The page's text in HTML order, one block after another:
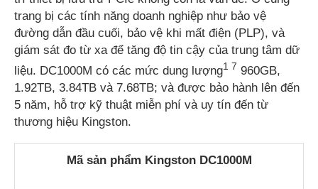
trang bị các tính năng doanh nghiệp như bảo vệ
đường dẫn đầu cuối, bảo vệ khi mất điện (PLP), và
giám sát đo từ xa để tăng độ tin cậy của trung tâm dữ
liệu. DC1000M có các mức dung lượng1 7 960GB,
1.92TB, 3.84TB và 7.68TB; và được bảo hành lên đến
5 năm, hỗ trợ kỹ thuật miễn phí và uy tín đến từ
thương hiệu Kingston.
Mã sản phẩm Kingston DC1000M